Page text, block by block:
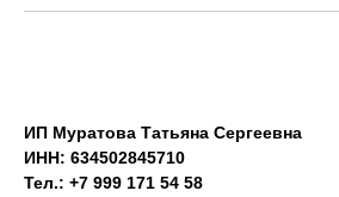
ИП Муратова Татьяна Сергеевна
ИНН: 634502845710
Тел.: +7 999 171 54 58